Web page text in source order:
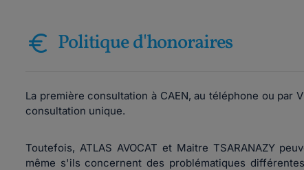
Politique d'honoraires
La première consultation à CAEN, au téléphone ou
consultation unique.
Toutefois, ATLAS AVOCAT et Maitre TSARANAZY
même s'ils concernent des problématiques